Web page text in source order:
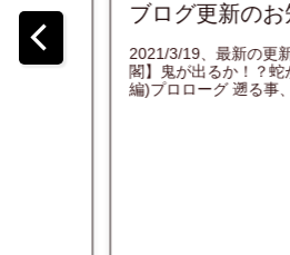
ブログ更新のお知らせ...
2021/3/19、最新の更新はこちら
閣】鬼が出るか！？蛇が出るか
編)プロローグ 遡る事、数週間前